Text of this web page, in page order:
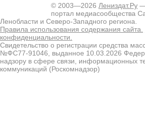
© 2003—2026 Лениздат.Ру
портал медиасообщества
Ленобласти и Северо-Западного региона.
Правила использования содержания сайта.
конфиденциальности.
Свидетельство о регистрации средства
№ФС77-91046, выданное 10.03.2026
надзору в сфере связи, информационных
коммуникаций (Роскомнадзор)